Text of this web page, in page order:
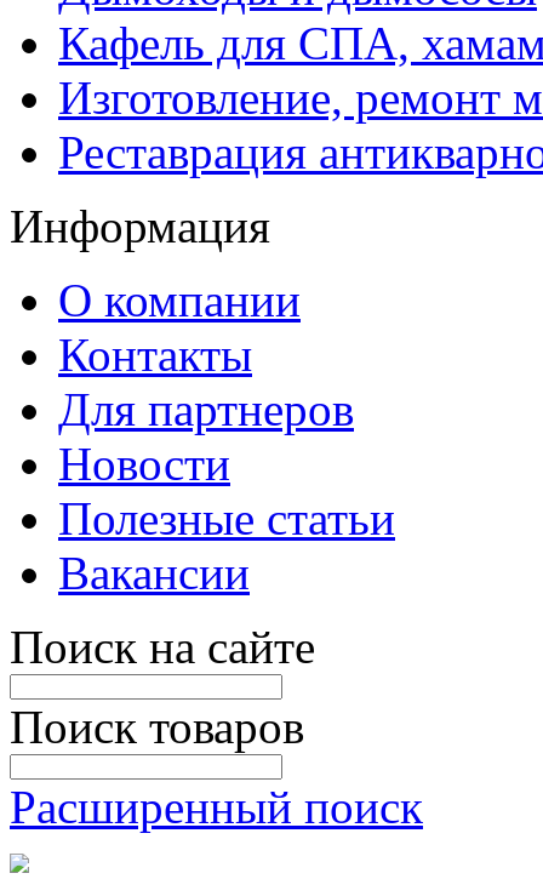
Кафель для СПА,
Изготовление, ремонт
Реставрация
Информация
О компании
Контакты
Для партнеров
Новости
Полезные статьи
Вакансии
Поиск на сайте
Поиск товаров
Расширенный поиск